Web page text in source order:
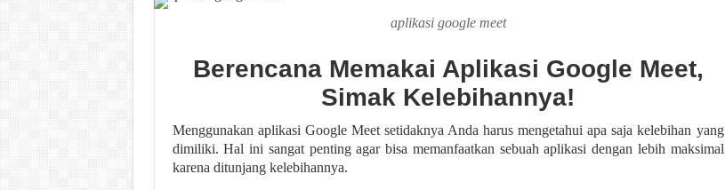
aplikasi google meet
Berencana Memakai Aplikasi Google Meet,
Simak Kelebihannya!
Menggunakan aplikasi Google Meet setidaknya Anda harus mengetahui apa saja kelebihan yang
dimiliki. Hal ini sangat penting agar bisa memanfaatkan sebuah aplikasi dengan lebih maksimal
karena ditunjang kelebihannya.